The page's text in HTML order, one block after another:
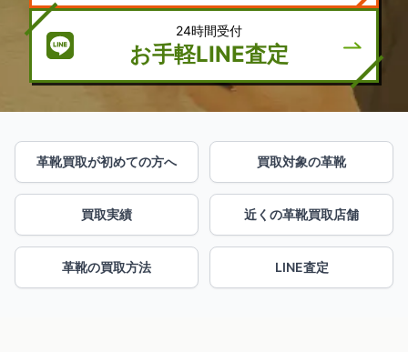
24時間受付
お手軽LINE査定
革靴買取が初めての方へ 買取対象の革靴
買取実績 近くの革靴買取店舗
革靴の買取方法 LINE査定